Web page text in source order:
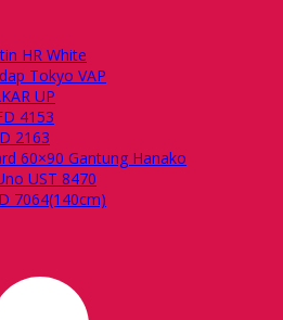
HR White
Tokyo VAP
UP
4153
2163
60×90 Gantung Hanako
UST 8470
7064(140cm)